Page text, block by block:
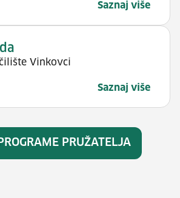
Saznaj više
Vinkovci
Saznaj više
PRUŽATELJA